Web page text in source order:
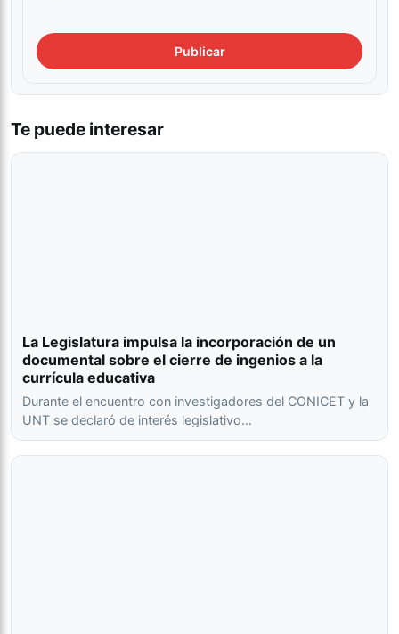
Te puede interesar
La Legislatura impulsa la incorporación de un
documental sobre el cierre de ingenios a la
currícula educativa
Durante el encuentro con investigadores del CONICET y la
UNT se declaró de interés legislativo…